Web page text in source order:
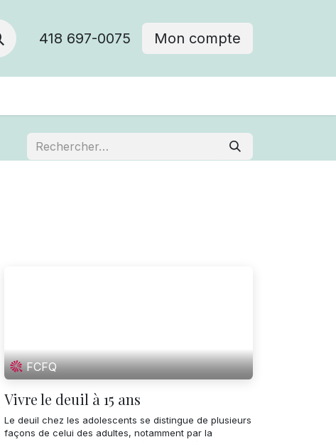
418 697-0075 Mon compte
FCFQ
Vivre le deuil à 15 ans
Le deuil chez les adolescents se distingue de plusieurs
façons de celui des adultes, notamment par la